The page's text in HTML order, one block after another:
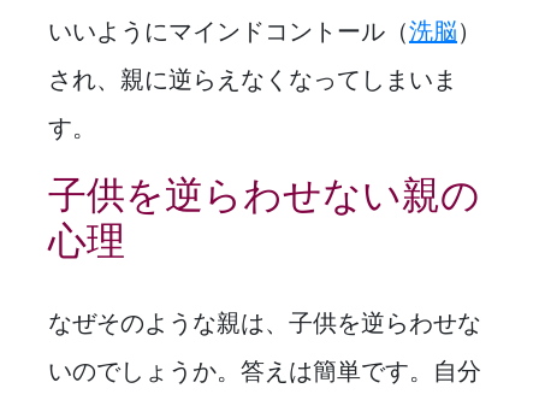
いいようにマインドコントール（洗脳）
され、親に逆らえなくなってしまいま
す。
子供を逆らわせない親の
心理
なぜそのような親は、子供を逆らわせな
いのでしょうか。答えは簡単です。自分